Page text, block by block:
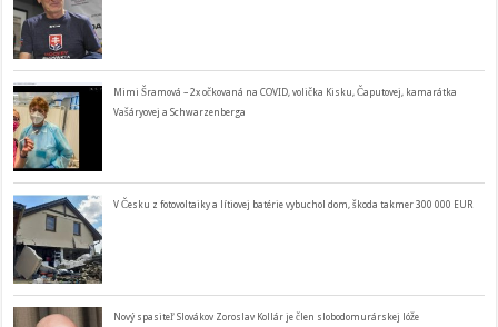
Mimi Šramová – 2x očkovaná na COVID, volička Kisku, Čaputovej, kamarátka
Vašáryovej a Schwarzenberga
V Česku z fotovoltaiky a lítiovej batérie vybuchol dom, škoda takmer 300 000 EUR
Nový spasiteľ Slovákov Zoroslav Kollár je člen slobodomurárskej lóže